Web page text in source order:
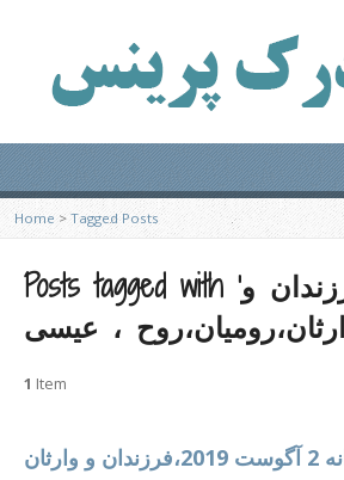
Home > Tagged Posts
Posts tagged with ‘فرزندان و
1 Item